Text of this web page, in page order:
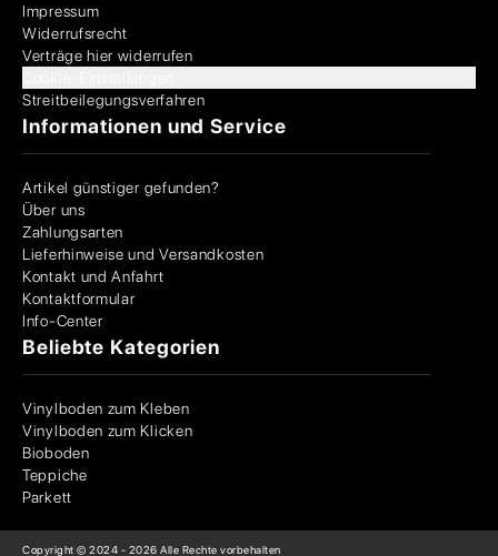
Impressum
Widerrufsrecht
Verträge hier widerrufen
Streitbeilegungsverfahren
Informationen und Service
Artikel günstiger gefunden?
Über uns
Zahlungsarten
Lieferhinweise und Versandkosten
Kontakt und Anfahrt
Kontaktformular
Info-Center
Beliebte Kategorien
Vinylboden zum Kleben
Vinylboden zum Klicken
Bioboden
Teppiche
Parkett
Copyright © 2024 - 2026 Alle Rechte vorbehalten